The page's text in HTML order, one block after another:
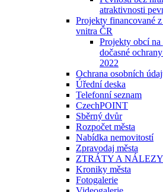
atraktivnosti
Projekty financované
vnitra ČR
Projekty obcí na
dočasné
2022
Ochrana osobních
Úřední deska
Telefonní seznam
CzechPOINT
Sběrný dvůr
Rozpočet města
Nabídka nemovitostí
Zpravodaj města
ZTRÁTY A NÁLEZY
Kroniky města
Fotogalerie